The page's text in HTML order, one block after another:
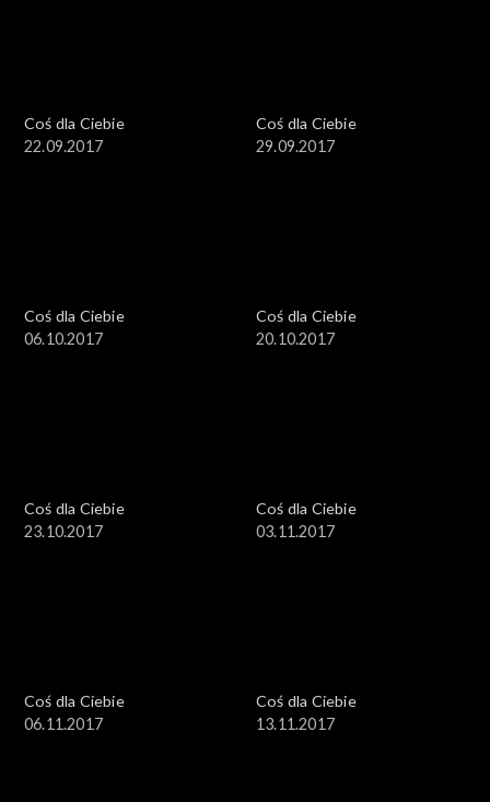
Coś dla Ciebie
22.09.2017
Coś dla Ciebie
29.09.2017
Coś dla Ciebie
06.10.2017
Coś dla Ciebie
20.10.2017
Coś dla Ciebie
23.10.2017
Coś dla Ciebie
03.11.2017
Coś dla Ciebie
06.11.2017
Coś dla Ciebie
13.11.2017